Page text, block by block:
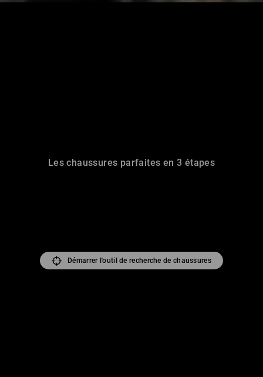
Les chaussures parfaites en 3 étapes
Démarrer l'outil de recherche de chaussures